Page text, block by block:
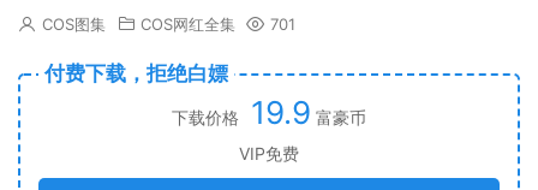
COS图集 COS网红全集 701
付费下载，拒绝白嫖
下载价格 19.9 富豪币
VIP免费